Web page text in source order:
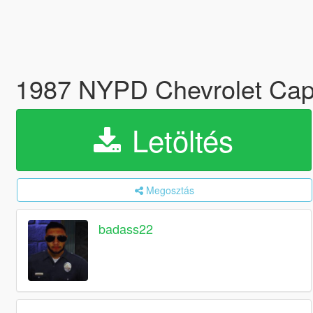
1987 NYPD Chevrolet
Letöltés
Megosztás
badass22